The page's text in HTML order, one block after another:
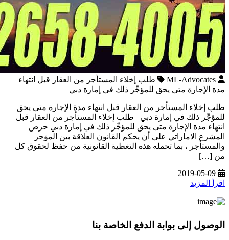
ML-Advocates
طلب إخلاء المستأجر من العقار قبل انتهاء
مدة الإجارة متى يحق للمؤجِّر ذلك في إمارة دبي
طلب إخلاء المستأجر من العقار قبل انتهاء مدة الإجارة متى يحق
للمؤجِّر ذلك في إمارة دبي طلب إخلاء المستأجر من العقار قبل
انتهاء مدة الإجارة متى يحق للمؤجِّر ذلك في إمارة دبي حرص
المشرع الاماراتي على أن يحكم القانون العلاقة بين المؤجر
والمستأجر ، بما تحمله هذه التغطية القانونية من حفظ لحقوق كل
من […]
2019-05-09
اقرأ المزيد
الوصول إلى بوابة الدفع الخاصة بنا